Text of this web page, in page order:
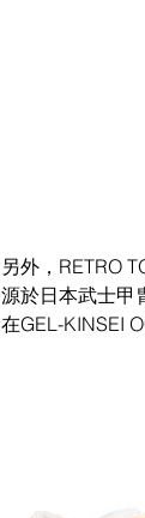
另外，RETRO
源於日本武士甲
在GEL-KINSEI